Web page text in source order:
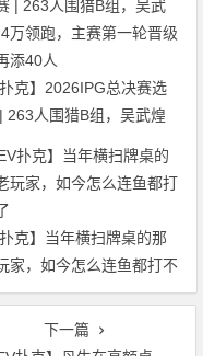
扑克】2026IPG总决赛选
263人围猎B组，吴武煌
领跑，主赛第一轮晋级版
扑克】当年横扫牌桌的那
家，如今怎么连鱼都打不
下一篇